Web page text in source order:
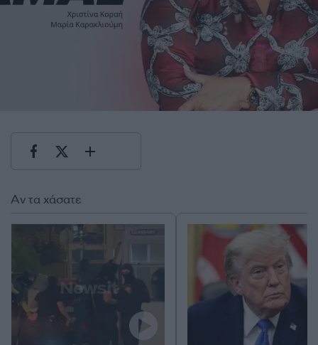
Αν τα χάσατε